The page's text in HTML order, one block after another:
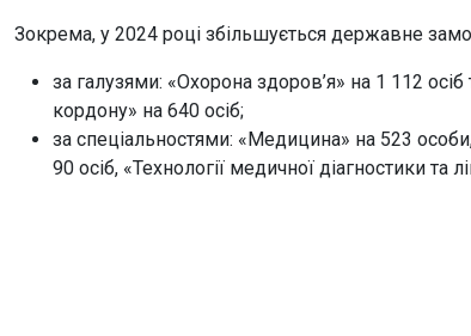
Зокрема, у 2024 році збільшується державне
за галузями: «Охорона здоров’я» на 1 112
кордону» на 640 осіб;
за спеціальностями: «Медицина» на 523 особи,
90 осіб, «Технології медичної діагностики та